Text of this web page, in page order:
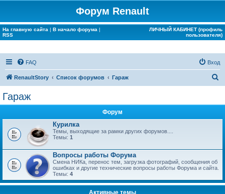
Форум Renault
На главную сайта | В начало форума |
RSS
ЛИЧНЫЙ КАБИНЕТ (профиль
пользователя)
FAQ Вход
RenaultStory Список форумов Гараж
Гараж
Форум
Курилка
Темы, выходящие за рамки других форумов....
Темы: 1
Вопросы работы Форума
Смена НИКа, перенос тем, загрузка фотографий, сообщения об
ошибках и другие технические вопросы работы Форума и сайта.
Темы: 4
Активные темы